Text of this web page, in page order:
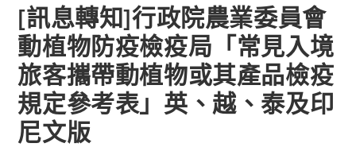
[訊息轉知]行政院農業委員會
動植物防疫檢疫局「常見入境
旅客攜帶動植物或其產品檢疫
規定參考表」英、越、泰及印
尼文版